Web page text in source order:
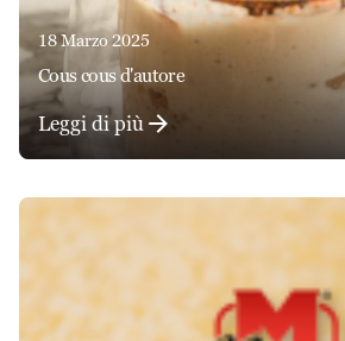
18 Marzo 2025
cous cous d'autore
Leggi di più